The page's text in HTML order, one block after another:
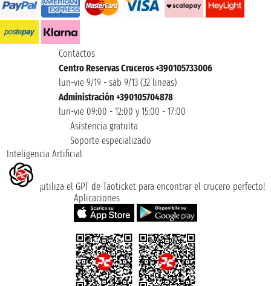
Contactos
Centro Reservas Cruceros +390105733006
lun-vie 9/19 - sáb 9/13 (32 lineas)
Administración +390105704878
lun-vie 09:00 - 12:00 y 15:00 - 17:00
Asistencia gratuita
Soporte especializado
Inteligencia Artificial
¡utiliza el GPT de Taoticket para encontrar el crucero perfecto!
Aplicaciones